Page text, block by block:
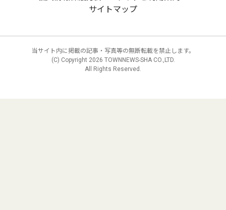
サイトマップ
当サイト内に掲載の記事・写真等の無断転載を禁止します。
(C) Copyright 2026 TOWNNEWS-SHA CO.,LTD.
All Rights Reserved.